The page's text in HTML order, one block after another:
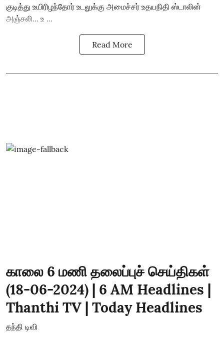
குடித்து உயிரிழந்தோர் உடலுக்கு அமைச்சர் உதயநிதி ஸ்டாலின்
அஞ்சலி... உ ...
Read More
காலை 6 மணி தலைப்புச் செய்திகள்
(18-06-2024) | 6 AM Headlines |
Thanthi TV | Today Headlines
தந்தி டிவி